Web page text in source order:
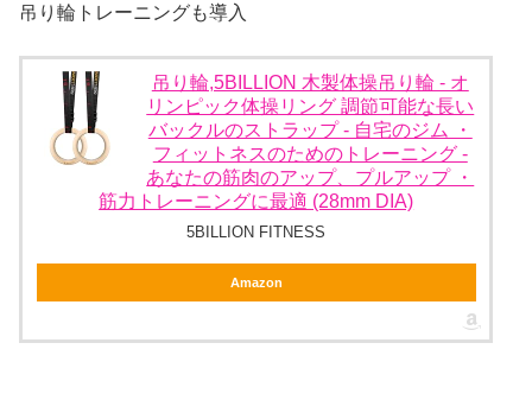
吊り輪トレーニングも導入
吊り輪,5BILLION 木製体操吊り輪 - オ
リンピック体操リング 調節可能な長い
バックルのストラップ - 自宅のジム ・
フィットネスのためのトレーニング -
あなたの筋肉のアップ、プルアップ ・
筋力トレーニングに最適 (28mm DIA)
5BILLION FITNESS
Amazon